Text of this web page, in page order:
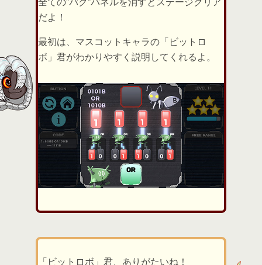
全ての”バグ”バネルを消すとステージクリア
だよ！
最初は、マスコットキャラの「ビットロ
ボ」君がわかりやすく説明してくれるよ。
「ビットロボ」君、ありがたいね！